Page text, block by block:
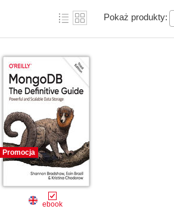
Pokaż produkty:
Promocja
ebook